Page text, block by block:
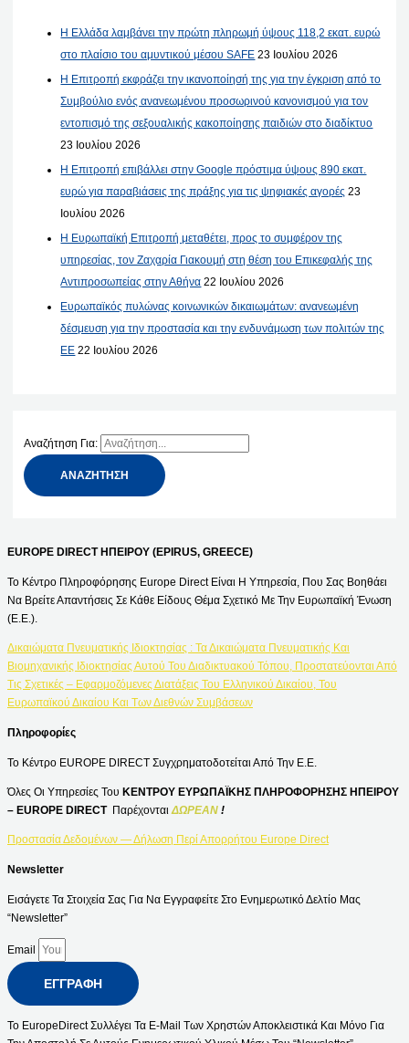
Η Ελλάδα λαμβάνει την πρώτη πληρωμή ύψους 118,2 εκατ. ευρώ
στο πλαίσιο του αμυντικού μέσου SAFE 23 Ιουλίου 2026
Η Επιτροπή εκφράζει την ικανοποίησή της για την έγκριση από το
Συμβούλιο ενός ανανεωμένου προσωρινού κανονισμού για τον
εντοπισμό της σεξουαλικής κακοποίησης παιδιών στο διαδίκτυο
23 Ιουλίου 2026
Η Επιτροπή επιβάλλει στην Google πρόστιμα ύψους 890 εκατ.
ευρώ για παραβιάσεις της πράξης για τις ψηφιακές αγορές 23
Ιουλίου 2026
Η Ευρωπαϊκή Επιτροπή μεταθέτει, προς το συμφέρον της
υπηρεσίας, τον Ζαχαρία Γιακουμή στη θέση του Επικεφαλής της
Αντιπροσωπείας στην Αθήνα 22 Ιουλίου 2026
Ευρωπαϊκός πυλώνας κοινωνικών δικαιωμάτων: ανανεωμένη
δέσμευση για την προστασία και την ενδυνάμωση των πολιτών της
ΕΕ 22 Ιουλίου 2026
Αναζήτηση Για:
EUROPE DIRECT ΗΠΕΙΡΟΥ (EPIRUS, GREECE)
Το Κέντρο Πληροφόρησης Europe Direct Είναι Η Υπηρεσία, Που Σας Βοηθάει
Να Βρείτε Απαντήσεις Σε Κάθε Είδους Θέμα Σχετικό Με Την Ευρωπαϊκή Ένωση
(Ε.Ε.).
Δικαιώματα Πνευματικής Ιδιοκτησίας : Τα Δικαιώματα Πνευματικής Και
Βιομηχανικής Ιδιοκτησίας Αυτού Του Διαδικτυακού Τόπου, Προστατεύονται Από
Τις Σχετικές – Εφαρμοζόμενες Διατάξεις Του Ελληνικού Δικαίου, Του
Ευρωπαϊκού Δικαίου Και Των Διεθνών Συμβάσεων
Πληροφορίες
Το Κέντρο EUROPE DIRECT Συγχρηματοδοτείται Από Την Ε.Ε.
Όλες Οι Υπηρεσίες Του ΚΕΝΤΡΟΥ ΕΥΡΩΠΑΪΚΗΣ ΠΛΗΡΟΦΟΡΗΣΗΣ ΗΠΕΙΡΟΥ
– EUROPE DIRECT Παρέχονται ΔΩΡΕΑΝ !
Προστασία Δεδομένων — Δήλωση Περί Απορρήτου Europe Direct
Newsletter
Εισάγετε Τα Στοιχεία Σας Για Να Εγγραφείτε Στο Ενημερωτικό Δελτίο Μας
“Newsletter”
Email
ΕΓΓΡΑΦΉ
Το EuropeDirect Συλλέγει Τα E-Mail Των Χρηστών Αποκλειστικά Και Μόνο Για